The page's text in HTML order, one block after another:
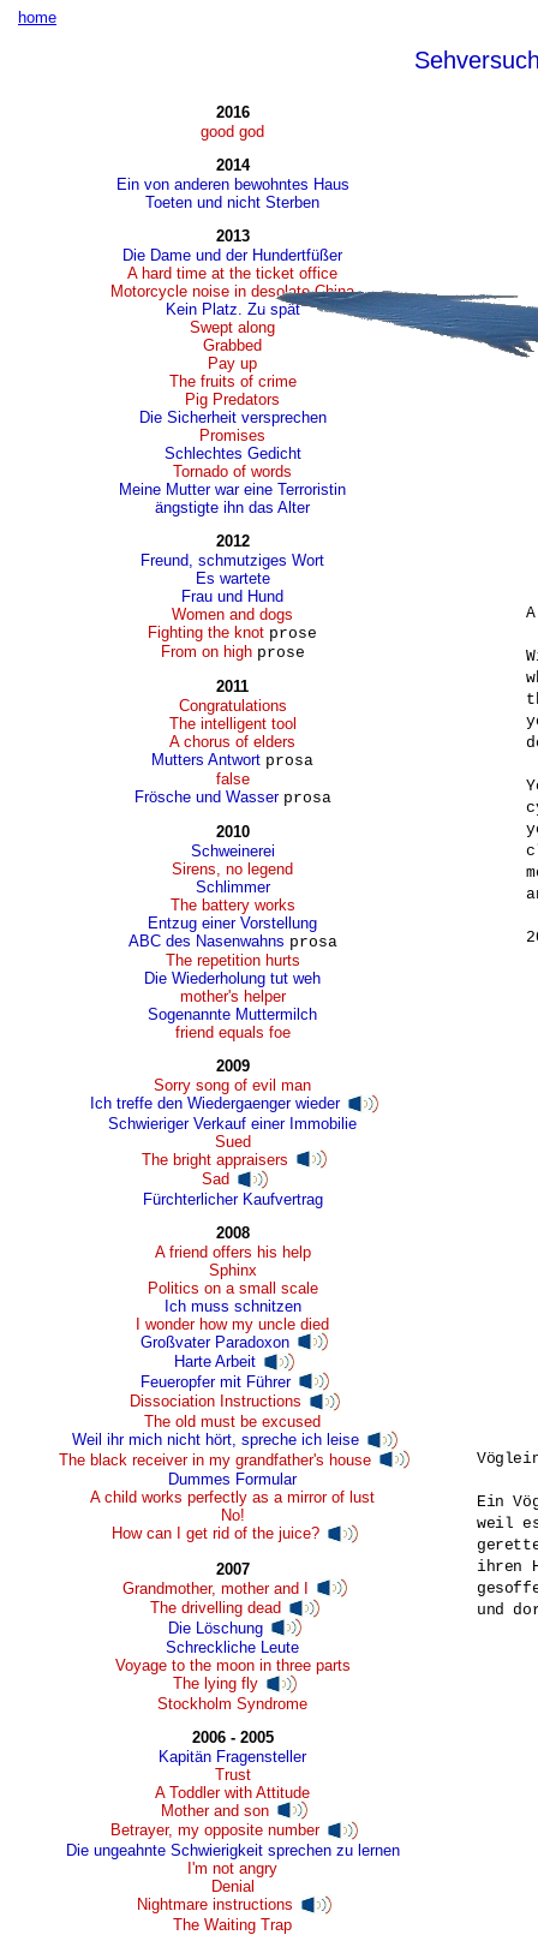
home
2016
good god
2014
Ein von anderen bewohntes Haus
Toeten und nicht Sterben
2013
Die Dame und der Hundertfüßer
A hard time at the ticket office
Motorcycle noise in desolate China
Kein Platz. Zu spät
Swept along
Grabbed
Pay up
The fruits of crime
Pig Predators
Die Sicherheit versprechen
Promises
Schlechtes Gedicht
Tornado of words
Meine Mutter war eine Terroristin
ängstigte ihn das Alter
2012
Freund, schmutziges Wort
Es wartete
Frau und Hund
Women and dogs
Fighting the knot prose
From on high prose
2011
Congratulations
The intelligent tool
A chorus of elders
Mutters Antwort prosa
false
Frösche und Wasser prosa
2010
Schweinerei
Sirens, no legend
Schlimmer
The battery works
Entzug einer Vorstellung
ABC des Nasenwahns prosa
The repetition hurts
Die Wiederholung tut weh
mother's helper
Sogenannte Muttermilch
friend equals foe
2009
Sorry song of evil man
Ich treffe den Wiedergaenger wieder
Schwieriger Verkauf einer Immobilie
Sued
The bright appraisers
Sad
Fürchterlicher Kaufvertrag
2008
A friend offers his help
Sphinx
Politics on a small scale
Ich muss schnitzen
I wonder how my uncle died
Großvater Paradoxon
Harte Arbeit
Feueropfer mit Führer
Dissociation Instructions
The old must be excused
Weil ihr mich nicht hört, spreche ich leise
The black receiver in my grandfather's house
Dummes Formular
A child works perfectly as a mirror of lust
No!
How can I get rid of the juice?
2007
Grandmother, mother and I
The drivelling dead
Die Löschung
Schreckliche Leute
Voyage to the moon in three parts
The lying fly
Stockholm Syndrome
2006 - 2005
Kapitän Fragensteller
Trust
A Toddler with Attitude
Mother and son
Betrayer, my opposite number
Die ungeahnte Schwierigkeit sprechen zu lernen
I'm not angry
Denial
Nightmare instructions
The Waiting Trap
Ein
weil
ihren
und